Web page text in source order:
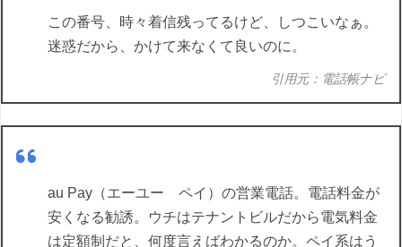
この番号、時々着信残ってるけど、しつこいなぁ。
迷惑だから、かけて来なくて良いのに。
引用元：電話帳ナビ
au Pay（エーユー ペイ）の営業電話。電話料金が
安くなる勧誘。ウチはテナントビルだから電気料金
は定額制だと、何度言えばわかるのか。ペイ系はう